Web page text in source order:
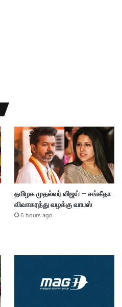
தமிழக முதல்வர் விஜய் – சங்கீதா
விவாகரத்து வழக்கு வாபஸ்
6 hours ago